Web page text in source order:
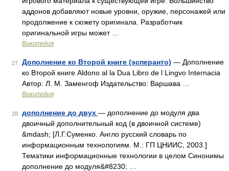
аддонов добавляют новые уровни, оружие, персонажей или
продолжение к сюжету оригинала. Разработчик
оригинальной игры может …
Википедия
27 Дополнение ко Второй книге (эсперанто) — Дополнение
ко Второй книге Aldono al la Dua Libro de l Lingvo Internacia
Автор: Л. М. Заменгоф Издательство: Варшава …
Википедия
28 дополнение до двух — дополнение до модуля два
двоичный дополнительный код (в двоичной системе)
&mdash; [Л.Г.Суменко. Англо русский словарь по
информационным технологиям. М.: ГП ЦНИИС, 2003.]
Тематики информационные технологии в целом Синонимы
дополнение до модуля&#8230; …